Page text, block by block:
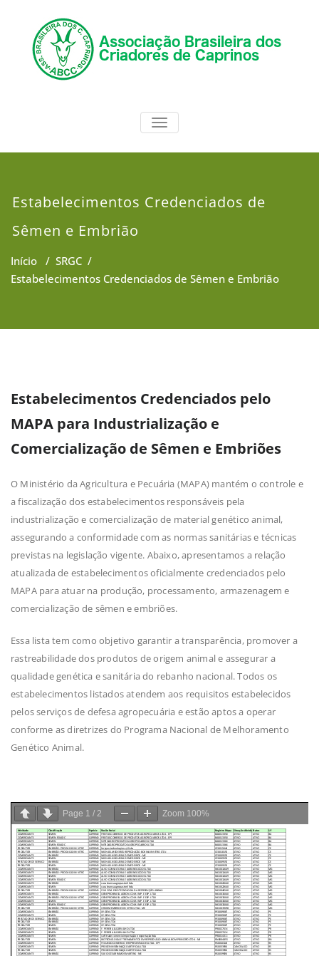
ABCC
Associação Brasileira dos
TOGGLE NAVIGATION
Estabelecimentos Credenciados de
Sêmen e Embrião
Início / SRGC /
Estabelecimentos Credenciados de Sêmen e Embrião
Estabelecimentos Credenciados pelo
MAPA para Industrialização e
Comercialização de Sêmen e Embriões
O Ministério da Agricultura e Pecuária (MAPA) mantém o controle e
a fiscalização dos estabelecimentos responsáveis pela
industrialização e comercialização de material genético animal,
assegurando a conformidade com as normas sanitárias e técnicas
previstas na legislação vigente. Abaixo, apresentamos a relação
atualizada de estabelecimentos oficialmente credenciados pelo
MAPA para atuar na produção, processamento, armazenagem e
comercialização de sêmen e embriões.
Essa lista tem como objetivo garantir a transparência, promover a
rastreabilidade dos produtos de origem animal e assegurar a
qualidade genética e sanitária do rebanho nacional. Todos os
estabelecimentos listados atendem aos requisitos estabelecidos
pelos serviços de defesa agropecuária e estão aptos a operar
conforme as diretrizes do Programa Nacional de Melhoramento
Genético Animal.
Page 1 / 2 Zoom 100%